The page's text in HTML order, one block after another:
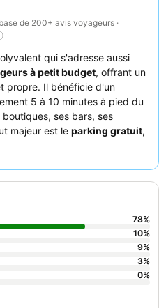
de 200+ avis voyageurs ·
qui s'adresse aussi
à petit budget, offrant un
propre. Il bénéficie d'un
5 à 10 minutes à pied du
ses bars, ses
majeur est le parking gratuit,
exceptionnelles du
turcs traditionnels, reçoit
la journée, pensez à prendre
78%
10%
9%
3%
0%